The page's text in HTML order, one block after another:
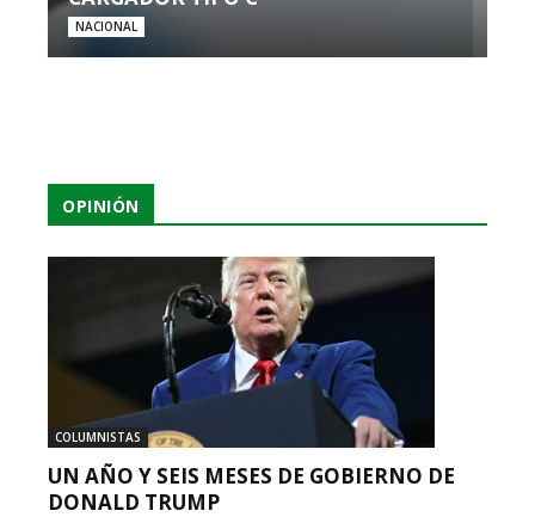
NACIONAL
OPINIÓN
COLUMNISTAS
UN AÑO Y SEIS MESES DE GOBIERNO DE
DONALD TRUMP